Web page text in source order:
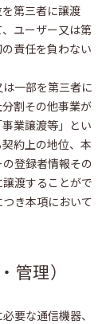
第三者に譲渡
ユーザー又は第
責任を負わない
一部を第三者に
割その他事業が
業譲渡等」とい
約上の地位、本
登録者情報その
渡することがで
き本項において
管理）
要な通信機器、